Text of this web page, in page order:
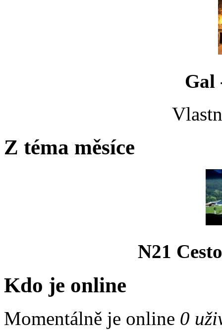
Gal
Z téma měsíce
N21
Kdo je online
Momentálně je online 0